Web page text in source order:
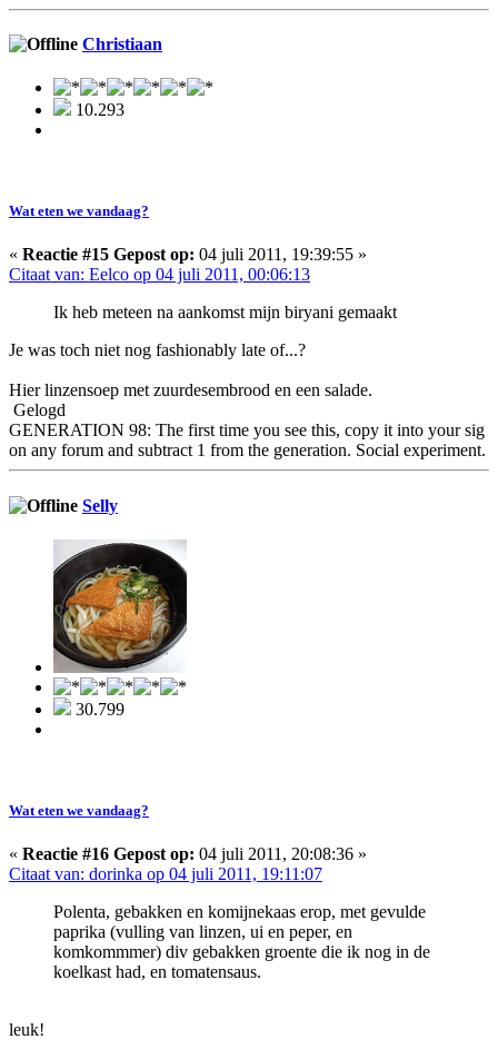
Christiaan
10.293
Wat eten we vandaag?
« Reactie #15 Gepost op: 04 juli 2011, 19:39:55 »
Citaat van: Eelco op 04 juli 2011, 00:06:13
Ik heb meteen na aankomst mijn biryani gemaakt
Je was toch niet nog fashionably late of...?
Hier linzensoep met zuurdesembrood en een salade.
Gelogd
GENERATION 98: The first time you see this, copy it into your sig
on any forum and subtract 1 from the generation. Social experiment.
Selly
30.799
Wat eten we vandaag?
« Reactie #16 Gepost op: 04 juli 2011, 20:08:36 »
Citaat van: dorinka op 04 juli 2011, 19:11:07
Polenta, gebakken en komijnekaas erop, met gevulde
paprika (vulling van linzen, ui en peper, en
komkommmer) div gebakken groente die ik nog in de
koelkast had, en tomatensaus.
leuk!